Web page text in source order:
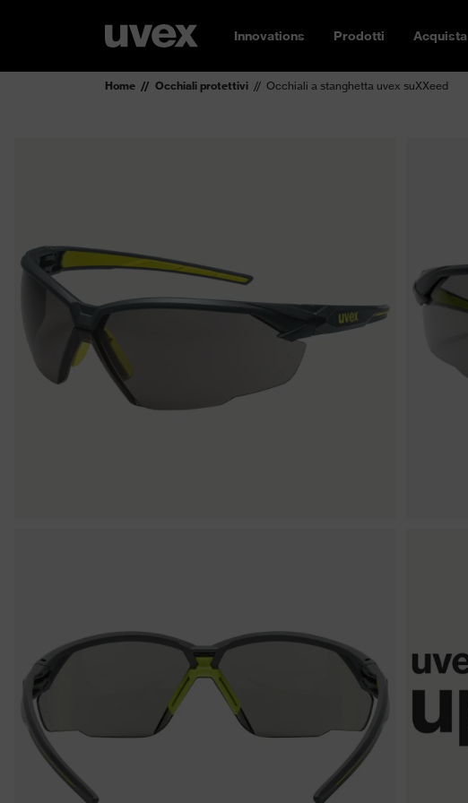
Innovations Prodotti Acquista
Home Occhiali protettivi Occhiali a stanghetta uvex suXXeed